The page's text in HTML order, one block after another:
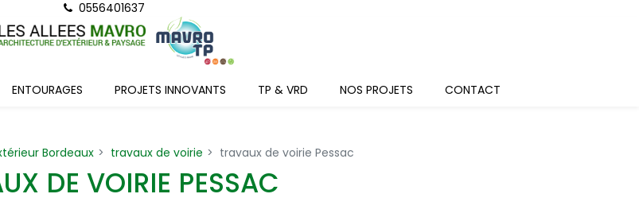
0556401637
ENTOURAGES PROJETS INNOVANTS TP & VRD NOS PROJETS CONTACT
Bordeaux travaux de voirie travaux de voirie Pessac
DE VOIRIE PESSAC